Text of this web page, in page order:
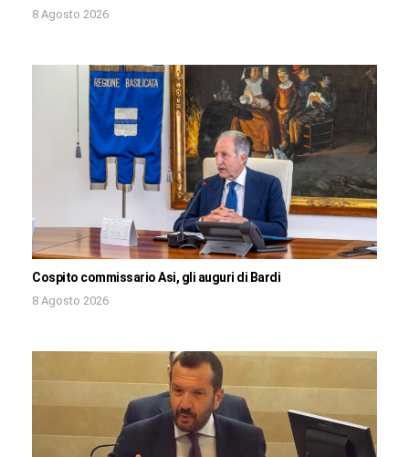
8 Agosto 2026
Cospito commissario Asi, gli auguri di Bardi
8 Agosto 2026